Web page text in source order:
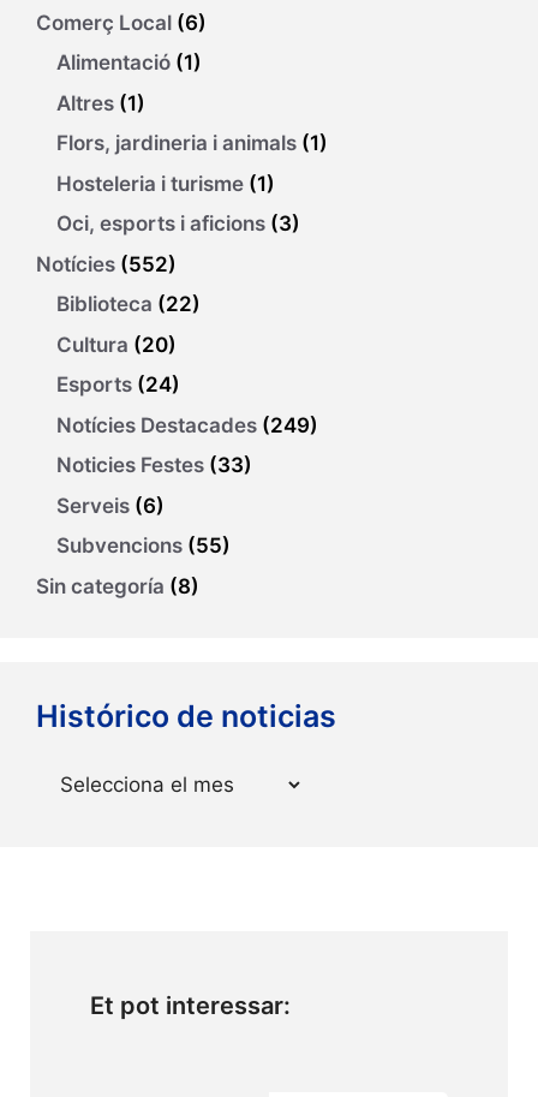
Comerç Local (6)
Alimentació (1)
Altres (1)
Flors, jardineria i animals (1)
Hosteleria i turisme (1)
Oci, esports i aficions (3)
Notícies (552)
Biblioteca (22)
Cultura (20)
Esports (24)
Notícies Destacades (249)
Noticies Festes (33)
Serveis (6)
Subvencions (55)
Sin categoría (8)
Histórico de noticias
Arxius
Et pot interessar: